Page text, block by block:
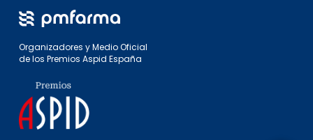
Organizadores y Medio Oficial
de los Premios Aspid España